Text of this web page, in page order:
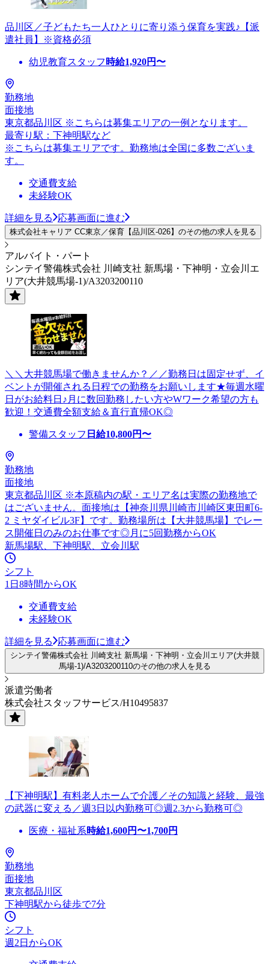
品川区／子どもたち一人ひとりに寄り添う保育を実践♪【派
遣社員】※資格必須
幼児教育スタッフ 時給1,920円〜
勤務地
面接地
東京都品川区 ※こちらは募集エリアの一例となります。
最寄り駅：下神明駅など
※こちらは募集エリアです。勤務地は全国に多数ございま
す。
交通費支給
未経験OK
詳細を見る 応募画面に進む
株式会社キャリア CC東京／保育【品川区-026】のその他の求人を見る
アルバイト・パート
シンテイ警備株式会社 川崎支社 新馬場・下神明・立会川エ
リア(大井競馬場-1)/A3203200110
＼＼大井競馬場で働きませんか？／／勤務日は固定せず、イ
ベントが開催される日程での勤務をお願いします★毎週水曜
日がお給料日♪月に数回勤務したい方やWワーク希望の方も
歓迎！交通費全額支給＆直行直帰OK◎
警備スタッフ 日給10,800円〜
勤務地
面接地
東京都品川区 ※本原稿内の駅・エリア名は実際の勤務地で
はございません。面接地は【神奈川県川崎市川崎区東田町6-
2 ミヤダイビル3F】です。勤務場所は【大井競馬場】でレー
ス開催日のみのお仕事です◎月に5回勤務からOK
新馬場駅、下神明駅、立会川駅
シフト
1日8時間からOK
交通費支給
未経験OK
詳細を見る 応募画面に進む
シンテイ警備株式会社 川崎支社 新馬場・下神明・立会川エリア(大井競
馬場-1)/A3203200110のその他の求人を見る
派遣労働者
株式会社スタッフサービス/H10495837
【下神明駅】有料老人ホームで介護／その知識と経験、最強
の武器に変える／週3日以内勤務可◎週2.3から勤務可◎
医療・福祉系時給1,600円〜1,700円
勤務地
面接地
東京都品川区
下神明駅から徒歩で7分
シフト
週2日からOK